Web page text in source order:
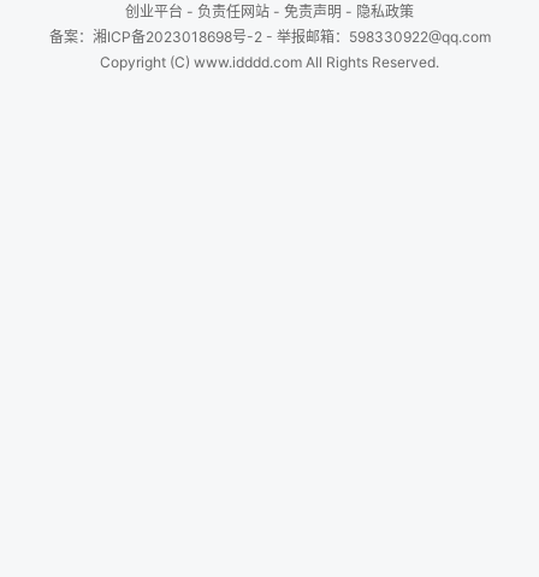
创业平台 - 负责任网站 - 免责声明 - 隐私政策
备案： 湘ICP备2023018698号-2- 举报邮箱：598330922@qq.com
Copyright (C) www.idddd.com All Rights Reserved.